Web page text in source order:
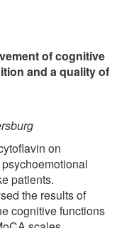
of cognitive
and a quality of
on
patients.
the results of
cognitive functions